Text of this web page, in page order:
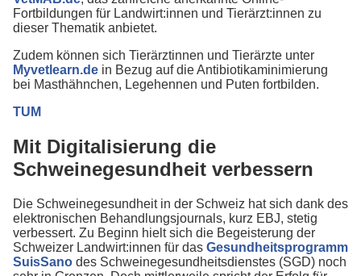
Fortbildungen für Landwirt:innen und Tierärzt:innen zu
dieser Thematik anbietet.
Zudem können sich Tierärztinnen und Tierärzte unter
Myvetlearn.de in Bezug auf die Antibiotikaminimierung
bei Masthähnchen, Legehennen und Puten fortbilden.
TUM
Mit Digitalisierung die
Schweinegesundheit verbessern
Die Schweinegesundheit in der Schweiz hat sich dank des
elektronischen Behandlungsjournals, kurz EBJ, stetig
verbessert. Zu Beginn hielt sich die Begeisterung der
Schweizer Landwirt:innen für das Gesundheitsprogramm
SuisSano des Schweinegesundheitsdienstes (SGD) noch